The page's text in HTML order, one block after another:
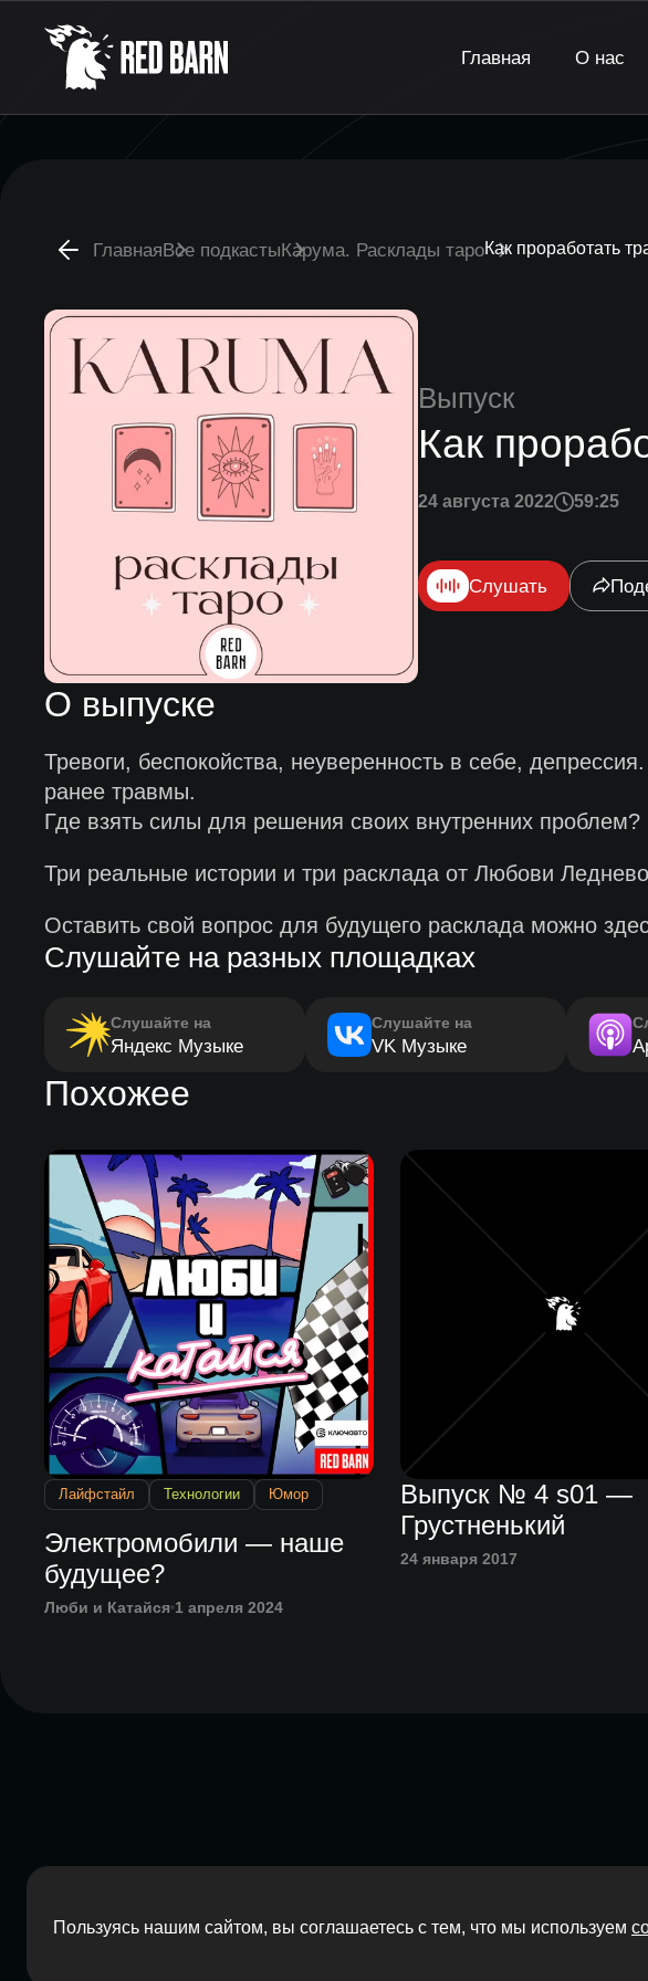
Главная О нас
ГлавнаяВсе подкастыКарума. Расклады тароКак проработать
Выпуск
Как
24 августа 2022 59:25
Слушать
О выпуске
Тревоги, беспокойства, неуверенность в себе,
ранее травмы.
Где взять силы для решения своих внутренних
Три реальные истории и три расклада от Любови
Оставить свой вопрос для будущего расклада можно
Слушайте на разных площадках
Слушайте на
Яндекс Музыке
Слушайте на
VK Музыке
Похожее
Лайфстайл Технологии Юмор
Электромобили — наше
будущее?
Люби и Катайся 1 апреля 2024
Выпуск № 4 s01 —
Грустненький
24 января 2017
Пользуясь нашим сайтом, вы соглашаетесь с тем, что мы используем